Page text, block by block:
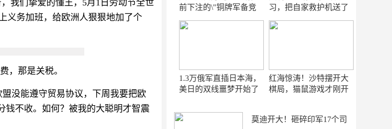
我们挚爱的懂王，5月1日劳动节全世
义务加班，给欧洲人狠狠地加了个
，那是关税。
没能遵守贸易协议，下周我要把欧
钱不收。如何？被我的大聪明才智震
前下注的\"铜牌军备竞
习，把自家救护机送了
1.3万俄军直插日本海，
美日的双线噩梦开始了
红海惊涛！沙特摆开大
棋局，猫鼠游戏才刚开
莫迪开大！砸碎印军17个司